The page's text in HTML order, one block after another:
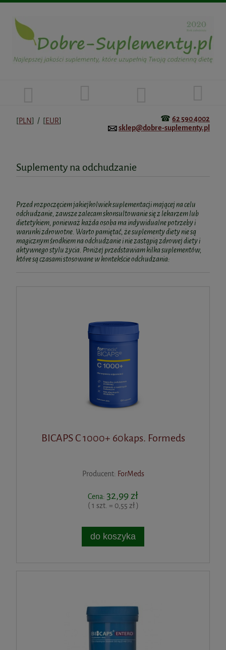
[PLN] / [EUR] ☎ 62 590 4002
sklep@dobre-suplementy.pl
Suplementy na odchudzanie
Przed rozpoczęciem jakiejkolwiek suplementacji mającej na celu
odchudzanie, zawsze zalecam skonsultowanie się z lekarzem lub
dietetykiem, ponieważ każda osoba ma indywidualne potrzeby i
warunki zdrowotne. Warto pamiętać, że suplementy diety nie są
magicznym środkiem na odchudzanie i nie zastąpią zdrowej diety i
aktywnego stylu życia. Poniżej przedstawiam kilka suplementów,
które są czasami stosowane w kontekście odchudzania:
BICAPS C 1000+ 60kaps. Formeds
Producent: ForMeds
Cena: 32,99 zł
( 1 szt. = 0,55 zł )
do koszyka